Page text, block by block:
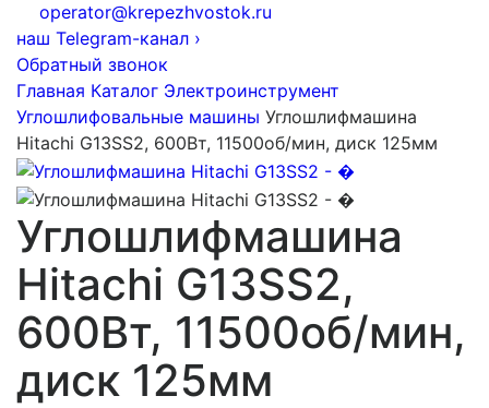
operator@krepezhvostok.ru
наш Telegram-канал ›
Обратный звонок
Главная Каталог Электроинструмент
Углошлифовальные машины Углошлифмашина
Hitachi G13SS2, 600Вт, 11500об/мин, диск 125мм
Углошлифмашина
Hitachi G13SS2,
600Вт, 11500об/мин,
диск 125мм